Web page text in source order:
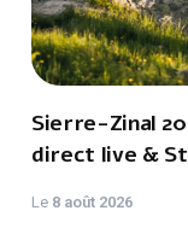
Sierre-Zinal
direct live &
Le 8 août 2026